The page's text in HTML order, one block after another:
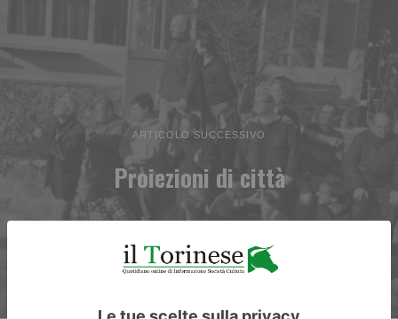
ARTICOLO SUCCESSIVO
Proiezioni di città